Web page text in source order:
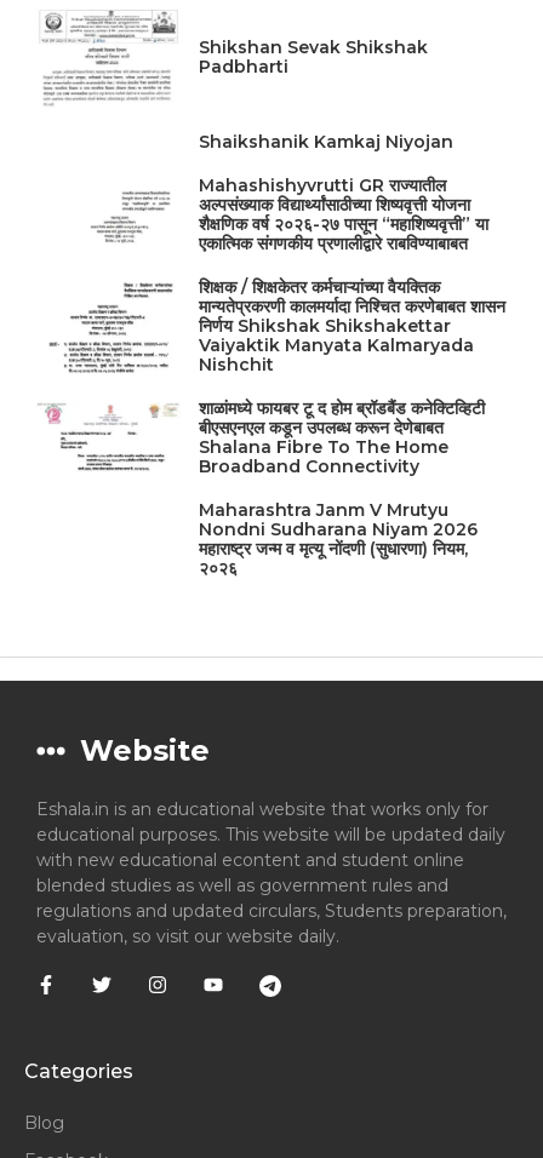
Shikshan Sevak Shikshak
Padbharti
Shaikshanik Kamkaj Niyojan
Mahashishyvrutti GR राज्यातील
अल्पसंख्याक विद्यार्थ्यांसाठीच्या शिष्यवृत्ती योजना
शैक्षणिक वर्ष २०२६-२७ पासून “महाशिष्यवृत्ती” या
एकात्मिक संगणकीय प्रणालीद्वारे राबविण्याबाबत
शिक्षक / शिक्षकेतर कर्मचाऱ्यांच्या वैयक्तिक
मान्यतेप्रकरणी कालमर्यादा निश्चित करणेबाबत शासन
निर्णय Shikshak Shikshakettar
Vaiyaktik Manyata Kalmaryada
Nishchit
शाळांमध्ये फायबर टू द होम ब्रॉडबैंड कनेक्टिव्हिटी
बीएसएनएल कडून उपलब्ध करून देणेबाबत
Shalana Fibre To The Home
Broadband Connectivity
Maharashtra Janm V Mrutyu
Nondni Sudharana Niyam 2026
महाराष्ट्र जन्म व मृत्यू नोंदणी (सुधारणा) नियम,
२०२६
Website
Eshala.in is an educational website that works only for
educational purposes. This website will be updated daily
with new educational econtent and student online
blended studies as well as government rules and
regulations and updated circulars, Students preparation,
evaluation, so visit our website daily.
Categories
Blog